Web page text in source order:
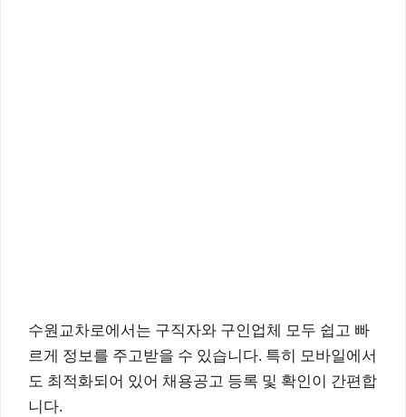
수원교차로에서는 구직자와 구인업체 모두 쉽고 빠
르게 정보를 주고받을 수 있습니다. 특히 모바일에서
도 최적화되어 있어 채용공고 등록 및 확인이 간편합
니다.